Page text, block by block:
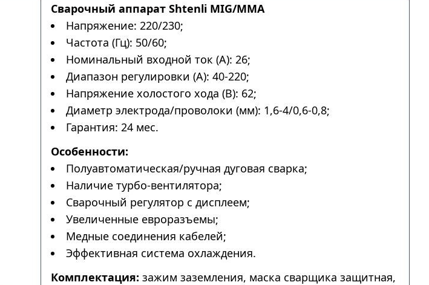
Cварочный аппарат Shtenli MIG/MMA
Напряжение: 220/230;
Частота (Гц): 50/60;
Номинальный входной ток (А): 26;
Диапазон регулировки (А): 40-220;
Напряжение холостого хода (В): 62;
Диаметр электрода/проволоки (мм): 1,6-4/0,6-0,8;
Гарантия: 24 мес.
Особенности:
Полуавтоматическая/ручная дуговая сварка;
Наличие турбо-вентилятора;
Сварочный регулятор с дисплеем;
Увеличенные евроразъемы;
Медные соединения кабелей;
Эффективная система охлаждения.
Комплектация: зажим заземления, маска сварщика защитная,